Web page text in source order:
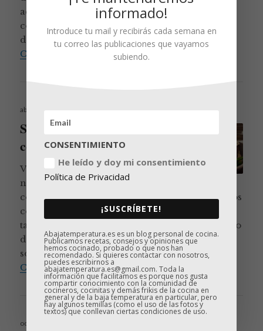
acompañadas de una salsa de kimchi coreano,
con su puntito de picante. Son sencillamente
deliciosas y el hecho de presentarlas …
Continúa leyendo
Alitas de pollo sous vide con
Publicado
abril 12, 2018
Solomillo de cerdo sous vide
con salsa de gorgonzola
Vamos a ver: ¿La baja temperatura
no era ideal para preparar los
cortes de carne más duros hasta dejarlos tiernos
como la mantequilla? Pues sí. Pero resulta que
también va de perlas para dar con el punto justo
de cocción a carnes tan delicadas como este
solomillo de cerdo. A nadie le gusta el cerdo …
Continúa leyendoSolomillo de cerdo sous vide con
octubre 26, 2017
informado!
Introduce tu mail y recibirás cada semana en
tu correo las publicaciones que vayamos
subiendo.
CONSENTIMIENTO
He leído y doy mi consentimiento
Política de Privacidad
¡SUSCRÍBETE!
Abajatemperatura.es es un blog personal de cocina.
Publicamos recetas, consejos y opiniones que
hemos cocinado, probado o que nos han
recomendado. Si quieres contactar con nosotros,
puedes escribirnos a
abajatemperatura.es@gmail.com. Toda la
información que facilitamos es porque nos gusta
compartir conocimiento con la comunidad de
cocineros, cocinitas y demás frikis de la cocina en
general y de la baja temperatura en particular, pero
hay algunos temillas (como el uso de las fotos y
textos) que conllevan ciertas condiciones de uso.